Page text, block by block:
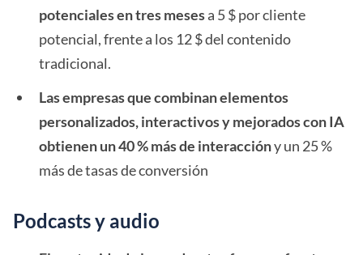
potenciales en tres mesesa 5 $ por cliente
potencial, frente a los 12 $ del contenido
tradicional.
Las empresas que combinan elementos
personalizados, interactivos y mejorados con IA
obtienen un 40 % más de interaccióny un 25 %
más de tasas de conversión
Podcasts y audio